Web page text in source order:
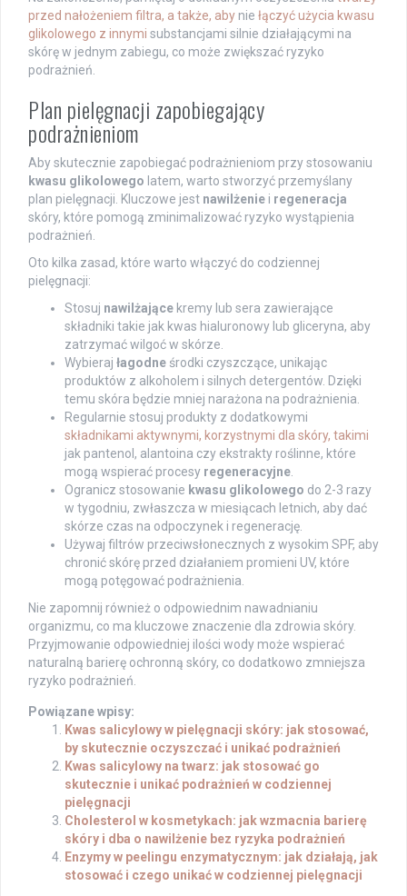
przed nałożeniem filtra, a także, aby nie łączyć użycia kwasu
glikolowego z innymi substancjami silnie działającymi na
skórę w jednym zabiegu, co może zwiększać ryzyko
podrażnień.
Plan pielęgnacji zapobiegający
podrażnieniom
Aby skutecznie zapobiegać podrażnieniom przy stosowaniu
kwasu glikolowego latem, warto stworzyć przemyślany
plan pielęgnacji. Kluczowe jest nawilżenie i regeneracja
skóry, które pomogą zminimalizować ryzyko wystąpienia
podrażnień.
Oto kilka zasad, które warto włączyć do codziennej
pielęgnacji:
Stosuj nawilżające kremy lub sera zawierające
składniki takie jak kwas hialuronowy lub gliceryna, aby
zatrzymać wilgoć w skórze.
Wybieraj łagodne środki czyszczące, unikając
produktów z alkoholem i silnych detergentów. Dzięki
temu skóra będzie mniej narażona na podrażnienia.
Regularnie stosuj produkty z dodatkowymi
składnikami aktywnymi, korzystnymi dla skóry, takimi
jak pantenol, alantoina czy ekstrakty roślinne, które
mogą wspierać procesy regeneracyjne
Ogranicz stosowanie kwasu glikolowego do 2-3 razy
w tygodniu, zwłaszcza w miesiącach letnich, aby dać
skórze czas na odpoczynek i regenerację.
Używaj filtrów przeciwsłonecznych z wysokim SPF, aby
chronić skórę przed działaniem promieni UV, które
mogą potęgować podrażnienia.
Nie zapomnij również o odpowiednim nawadnianiu
organizmu, co ma kluczowe znaczenie dla zdrowia skóry.
Przyjmowanie odpowiedniej ilości wody może wspierać
naturalną barierę ochronną skóry, co dodatkowo zmniejsza
ryzyko podrażnień.
Powiązane wpisy:
Kwas salicylowy w pielęgnacji skóry: jak stosować,
by skutecznie oczyszczać i unikać podrażnień
Kwas salicylowy na twarz: jak stosować go
skutecznie i unikać podrażnień w codziennej
pielęgnacji
Cholesterol w kosmetykach: jak wzmacnia barierę
skóry i dba o nawilżenie bez ryzyka podrażnień
Enzymy w peelingu enzymatycznym: jak działają, jak
stosować i czego unikać w codziennej pielęgnacji